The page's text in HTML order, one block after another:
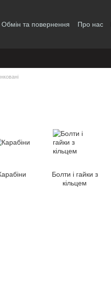
Обмін та повернення Про нас
Болти і гайки з
кільцем